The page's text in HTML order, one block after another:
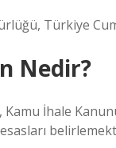
Türkiye
Nedir?
Kamu İhale